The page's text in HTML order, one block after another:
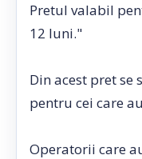
Pretul valabil
12 luni."
Din acest pret se
pentru cei care
Operatorii care